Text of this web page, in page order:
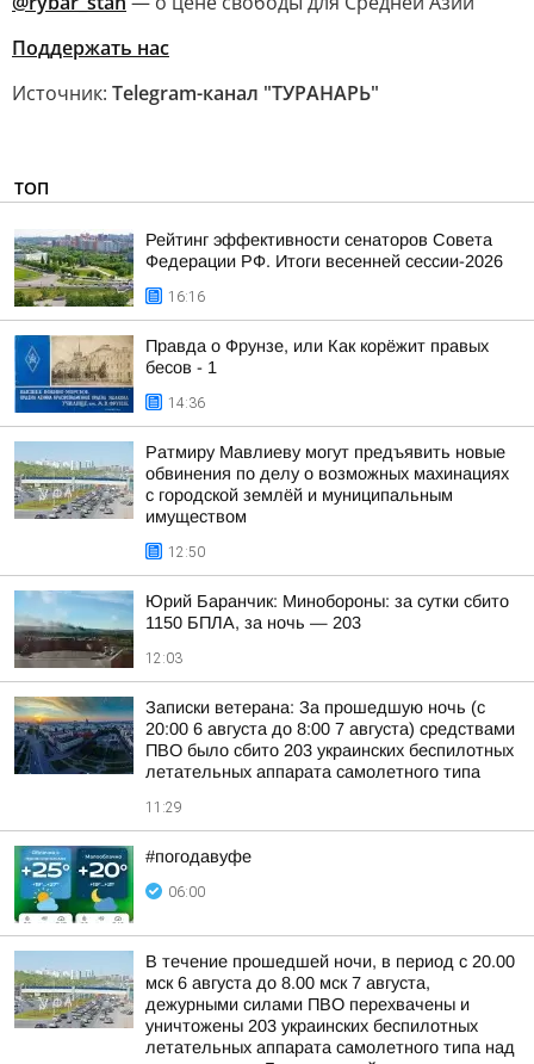
Поддержать нас
Источник: Telegram-канал "ТУРАНАРЬ"
ТОП
Рейтинг эффективности сенаторов Совета
Федерации РФ. Итоги весенней сессии-2026
16:16
Правда о Фрунзе, или Как корёжит правых
бесов - 1
14:36
Ратмиру Мавлиеву могут предъявить новые
обвинения по делу о возможных махинациях
с городской землёй и муниципальным
имуществом
12:50
Юрий Баранчик: Минобороны: за сутки сбито
1150 БПЛА, за ночь — 203
12:03
Записки ветерана: За прошедшую ночь (с
20:00 6 августа до 8:00 7 августа) средствами
ПВО было сбито 203 украинских беспилотных
летательных аппарата самолетного типа
11:29
#погодавуфе
06:00
В течение прошедшей ночи, в период с 20.00
мск 6 августа до 8.00 мск 7 августа,
дежурными силами ПВО перехвачены и
уничтожены 203 украинских беспилотных
летательных аппарата самолетного типа над